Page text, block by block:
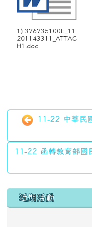
1) 376735100E_11
201143311_ATTAC
H1.doc
11-22 中華民
11-22 函轉教育部國
左邊區域內容
近期活動